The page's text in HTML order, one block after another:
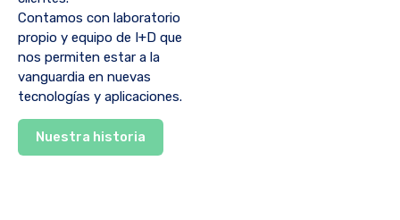
Contamos con laboratorio
propio y equipo de I+D que
nos permiten estar a la
vanguardia en nuevas
tecnologías y aplicaciones.
Nuestra historia